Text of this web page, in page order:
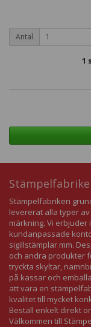
Antal
1
Stämpelfabriken
levererat alla typer
märkning. Vi
kundanpassade
sigillstämplar mm.
och andra produkter
tryckta skyltar,
på kassar och
att vara en
kvalitet till mycket
Beställ enkelt direkt
Välkommen till